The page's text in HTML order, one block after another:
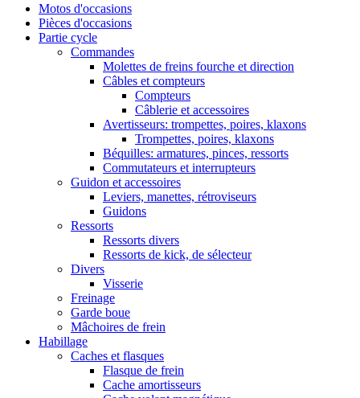
Motos d'occasions
Pièces d'occasions
Partie cycle
Commandes
Molettes de freins fourche et direction
Câbles et compteurs
Compteurs
Câblerie et accessoires
Avertisseurs: trompettes, poires, klaxons
Trompettes, poires, klaxons
Béquilles: armatures, pinces, ressorts
Commutateurs et interrupteurs
Guidon et accessoires
Leviers, manettes, rétroviseurs
Guidons
Ressorts
Ressorts divers
Ressorts de kick, de sélecteur
Divers
Visserie
Freinage
Garde boue
Mâchoires de frein
Habillage
Caches et flasques
Flasque de frein
Cache amortisseurs